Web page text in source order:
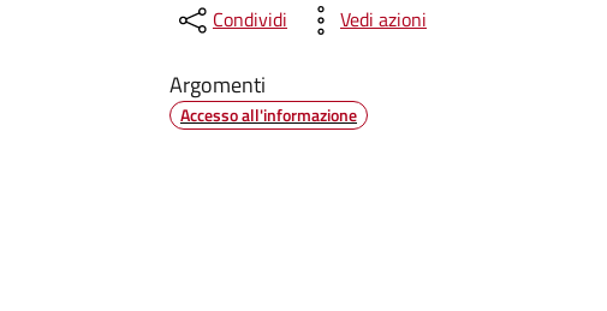
Condividi Vedi azioni
Argomenti
Accesso all'informazione